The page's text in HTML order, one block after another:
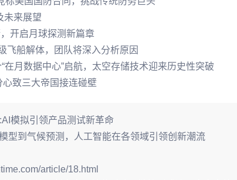
未来展望
开启月球探测新篇章
飞船解体，团队将深入分析原因
月数据中心”启航，太空存储技术迎来历史性突破
致三大帝国接连碰壁
模拟引领产品测试新革命
型到气候预测，人工智能在各领域引领创新潮流
article/18.html